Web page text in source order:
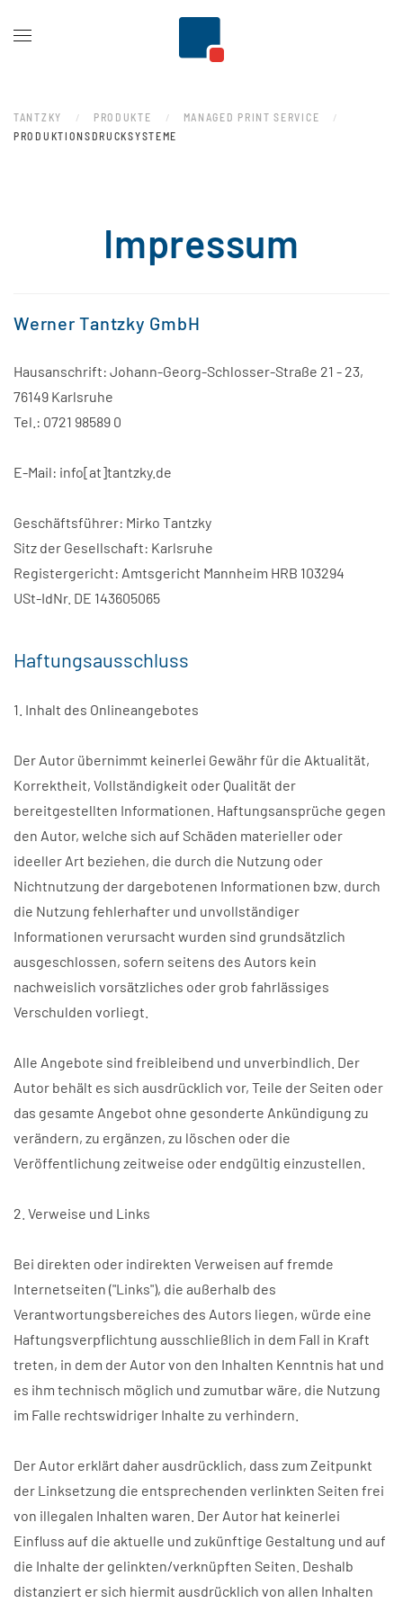
TANTZKY PRODUKTE
MANAGED PRINT SERVICE
PRODUKTIONSDRUCKSYSTEME
Impressum
Werner Tantzky GmbH
Hausanschrift: Johann-Georg-Schlosser-Straße 21 - 23,
76149 Karlsruhe
Tel.: 0721 98589 0
E-Mail: info[at]tantzky.de
Geschäftsführer: Mirko Tantzky
Sitz der Gesellschaft: Karlsruhe
Registergericht: Amtsgericht Mannheim HRB 103294
USt-IdNr. DE 143605065
Haftungsausschluss
1. Inhalt des Onlineangebotes
Der Autor übernimmt keinerlei Gewähr für die Aktualität,
Korrektheit, Vollständigkeit oder Qualität der
bereitgestellten Informationen. Haftungsansprüche gegen
den Autor, welche sich auf Schäden materieller oder
ideeller Art beziehen, die durch die Nutzung oder
Nichtnutzung der dargebotenen Informationen bzw. durch
die Nutzung fehlerhafter und unvollständiger
Informationen verursacht wurden sind grundsätzlich
ausgeschlossen, sofern seitens des Autors kein
nachweislich vorsätzliches oder grob fahrlässiges
Verschulden vorliegt.
Alle Angebote sind freibleibend und unverbindlich. Der
Autor behält es sich ausdrücklich vor, Teile der Seiten oder
das gesamte Angebot ohne gesonderte Ankündigung zu
verändern, zu ergänzen, zu löschen oder die
Veröffentlichung zeitweise oder endgültig einzustellen.
2. Verweise und Links
Bei direkten oder indirekten Verweisen auf fremde
Internetseiten ("Links"), die außerhalb des
Verantwortungsbereiches des Autors liegen, würde eine
Haftungsverpflichtung ausschließlich in dem Fall in Kraft
treten, in dem der Autor von den Inhalten Kenntnis hat und
es ihm technisch möglich und zumutbar wäre, die Nutzung
im Falle rechtswidriger Inhalte zu verhindern.
Der Autor erklärt daher ausdrücklich, dass zum Zeitpunkt
der Linksetzung die entsprechenden verlinkten Seiten frei
von illegalen Inhalten waren. Der Autor hat keinerlei
Einfluss auf die aktuelle und zukünftige Gestaltung und auf
die Inhalte der gelinkten/verknüpften Seiten. Deshalb
distanziert er sich hiermit ausdrücklich von allen Inhalten